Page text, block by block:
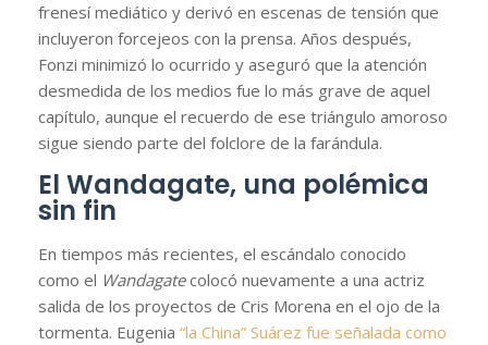
frenesí mediático y derivó en escenas de tensión que
incluyeron forcejeos con la prensa. Años después,
Fonzi minimizó lo ocurrido y aseguró que la atención
desmedida de los medios fue lo más grave de aquel
capítulo, aunque el recuerdo de ese triángulo amoroso
sigue siendo parte del folclore de la farándula.
El Wandagate, una polémica
sin fin
En tiempos más recientes, el escándalo conocido
como el Wandagatecolocó nuevamente a una actriz
salida de los proyectos de Cris Morena en el ojo de la
tormenta. Eugenia “la China” Suárez fue señalada como